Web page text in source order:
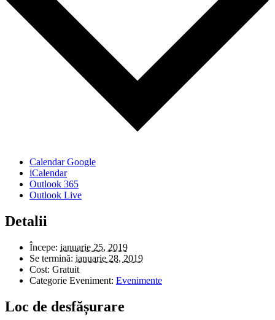
Calendar Google
iCalendar
Outlook 365
Outlook Live
Detalii
Începe: ianuarie 25, 2019
Se termină: ianuarie 28, 2019
Cost: Gratuit
Categorie Eveniment: Evenimente
Loc de desfășurare